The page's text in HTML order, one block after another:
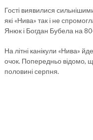
Гості виявилися
які «Нива» так і не
Янюк і Богдан Бубела на 80-
На літні канікули «Нива»
очок. Попередньо відомо,
половині серпня.